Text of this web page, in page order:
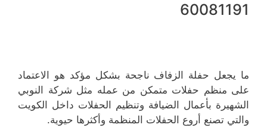
60081191
ما يجعل حفلة الزفاف ناجحة بشكل مؤكد هو الاعتماد
على منظم حفلات متمكن من عمله مثل شركة النوبي
الشهيرة بأعمال الضيافة وتنظيم الحفلات داخل الكويت
والتي تصنع أروع الحفلات المنظمة وأكثرها حيوية.